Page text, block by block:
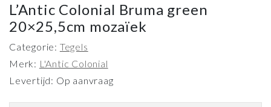
L’Antic Colonial Bruma green
20×25,5cm mozaïek
Categorie: Tegels
Merk: L'Antic Colonial
Levertijd: Op aanvraag